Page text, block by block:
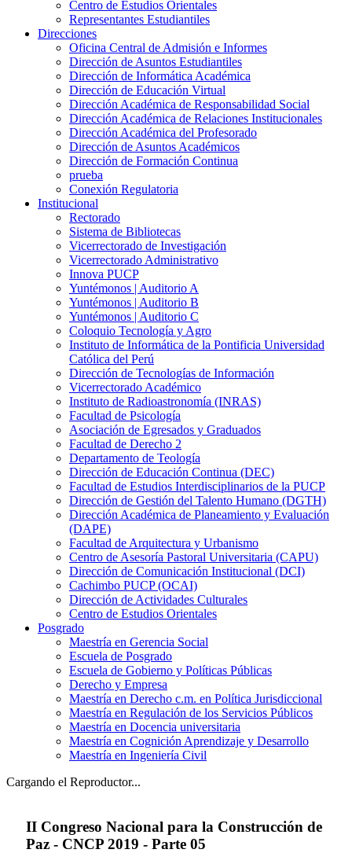
Centro de Estudios Orientales
Representantes Estudiantiles
Direcciones
Oficina Central de Admisión e Informes
Dirección de Asuntos Estudiantiles
Dirección de Informática Académica
Dirección de Educación Virtual
Dirección Académica de Responsabilidad Social
Dirección Académica de Relaciones Institucionales
Dirección Académica del Profesorado
Dirección de Asuntos Académicos
Dirección de Formación Continua
prueba
Conexión Regulatoria
Institucional
Rectorado
Sistema de Bibliotecas
Vicerrectorado de Investigación
Vicerrectorado Administrativo
Innova PUCP
Yuntémonos | Auditorio A
Yuntémonos | Auditorio B
Yuntémonos | Auditorio C
Coloquio Tecnología y Agro
Instituto de Informática de la Pontificia Universidad
Católica del Perú
Dirección de Tecnologías de Información
Vicerrectorado Académico
Instituto de Radioastronomía (INRAS)
Facultad de Psicología
Asociación de Egresados y Graduados
Facultad de Derecho 2
Departamento de Teología
Dirección de Educación Continua (DEC)
Facultad de Estudios Interdisciplinarios de la PUCP
Dirección de Gestión del Talento Humano (DGTH)
Dirección Académica de Planeamiento y Evaluación
(DAPE)
Facultad de Arquitectura y Urbanismo
Centro de Asesoría Pastoral Universitaria (CAPU)
Dirección de Comunicación Institucional (DCI)
Cachimbo PUCP (OCAI)
Dirección de Actividades Culturales
Centro de Estudios Orientales
Posgrado
Maestría en Gerencia Social
Escuela de Posgrado
Escuela de Gobierno y Políticas Públicas
Derecho y Empresa
Maestría en Derecho c.m. en Política Jurisdiccional
Maestría en Regulación de los Servicios Públicos
Maestría en Docencia universitaria
Maestría en Cognición Aprendizaje y Desarrollo
Maestría en Ingeniería Civil
Cargando el Reproductor...
II Congreso Nacional para la Construcción de
Paz - CNCP 2019 - Parte 05